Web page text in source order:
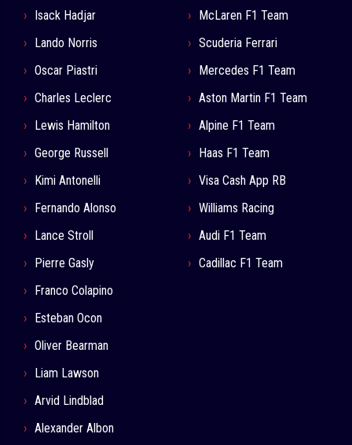
Isack Hadjar
Lando Norris
Oscar Piastri
Charles Leclerc
Lewis Hamilton
George Russell
Kimi Antonelli
Fernando Alonso
Lance Stroll
Pierre Gasly
Franco Colapino
Esteban Ocon
Oliver Bearman
Liam Lawson
Arvid Lindblad
Alexander Albon
McLaren F1 Team
Scuderia Ferrari
Mercedes F1 Team
Aston Martin F1 Team
Alpine F1 Team
Haas F1 Team
Visa Cash App RB
Williams Racing
Audi F1 Team
Cadillac F1 Team